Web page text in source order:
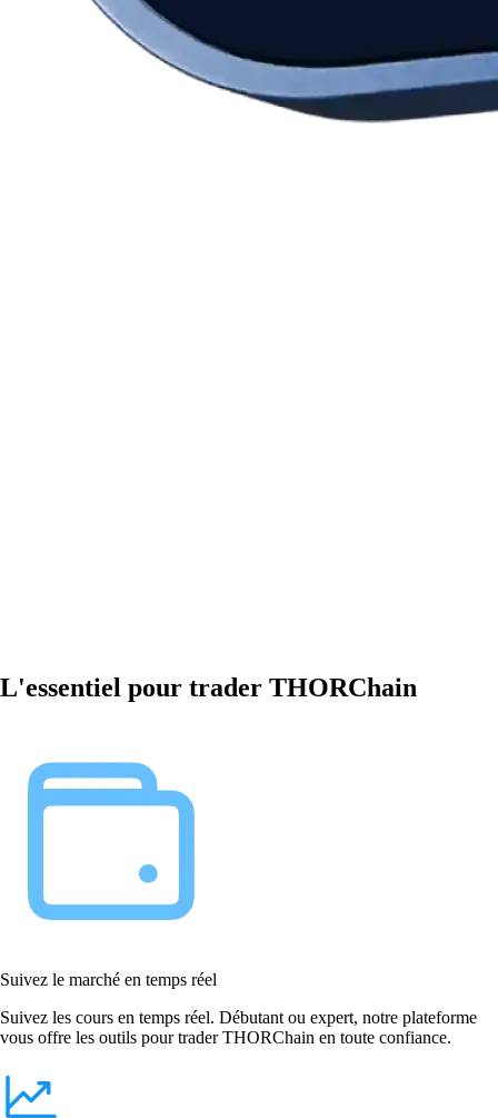
L'essentiel pour trader THORChain
Suivez le marché en temps réel
Suivez les cours en temps réel. Débutant ou expert, notre plateforme
vous offre les outils pour trader THORChain en toute confiance.